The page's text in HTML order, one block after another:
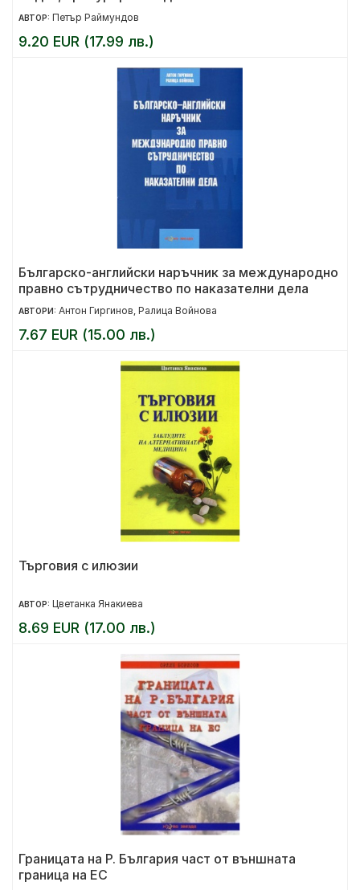
АВТОР: Петър Раймундов
9.20 EUR (17.99 лв.)
Българско-английски наръчник за международно
правно сътрудничество по наказателни дела
АВТОРИ: Антон Гиргинов Ралица Войнова
7.67 EUR (15.00 лв.)
Търговия с илюзии
АВТОР: Цветанка Янакиева
8.69 EUR (17.00 лв.)
Границата на Р. България част от външната
граница на ЕС